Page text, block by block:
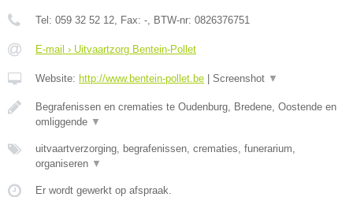
Tel: 059 32 52 12 , Fax: - , BTW-nr: 0826376751
E-mail › Uitvaartzorg Bentein-Pollet
Website: http://www.bentein-pollet.be | Screenshot ▼
Begrafenissen en crematies te Oudenburg, Bredene, Oostende en
omliggende ▼
uitvaartverzorging, begrafenissen, crematies, funerarium,
organiseren ▼
Er wordt gewerkt op afspraak.